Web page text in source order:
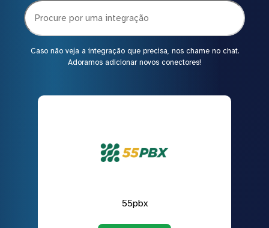
Caso não veja a integração que precisa, nos chame no chat.
Adoramos adicionar novos conectores!
55pbx